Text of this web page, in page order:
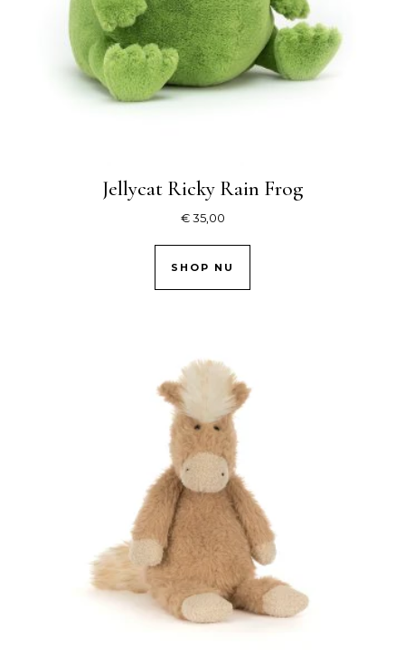
Jellycat Ricky Rain Frog
€35,00
SHOP NU